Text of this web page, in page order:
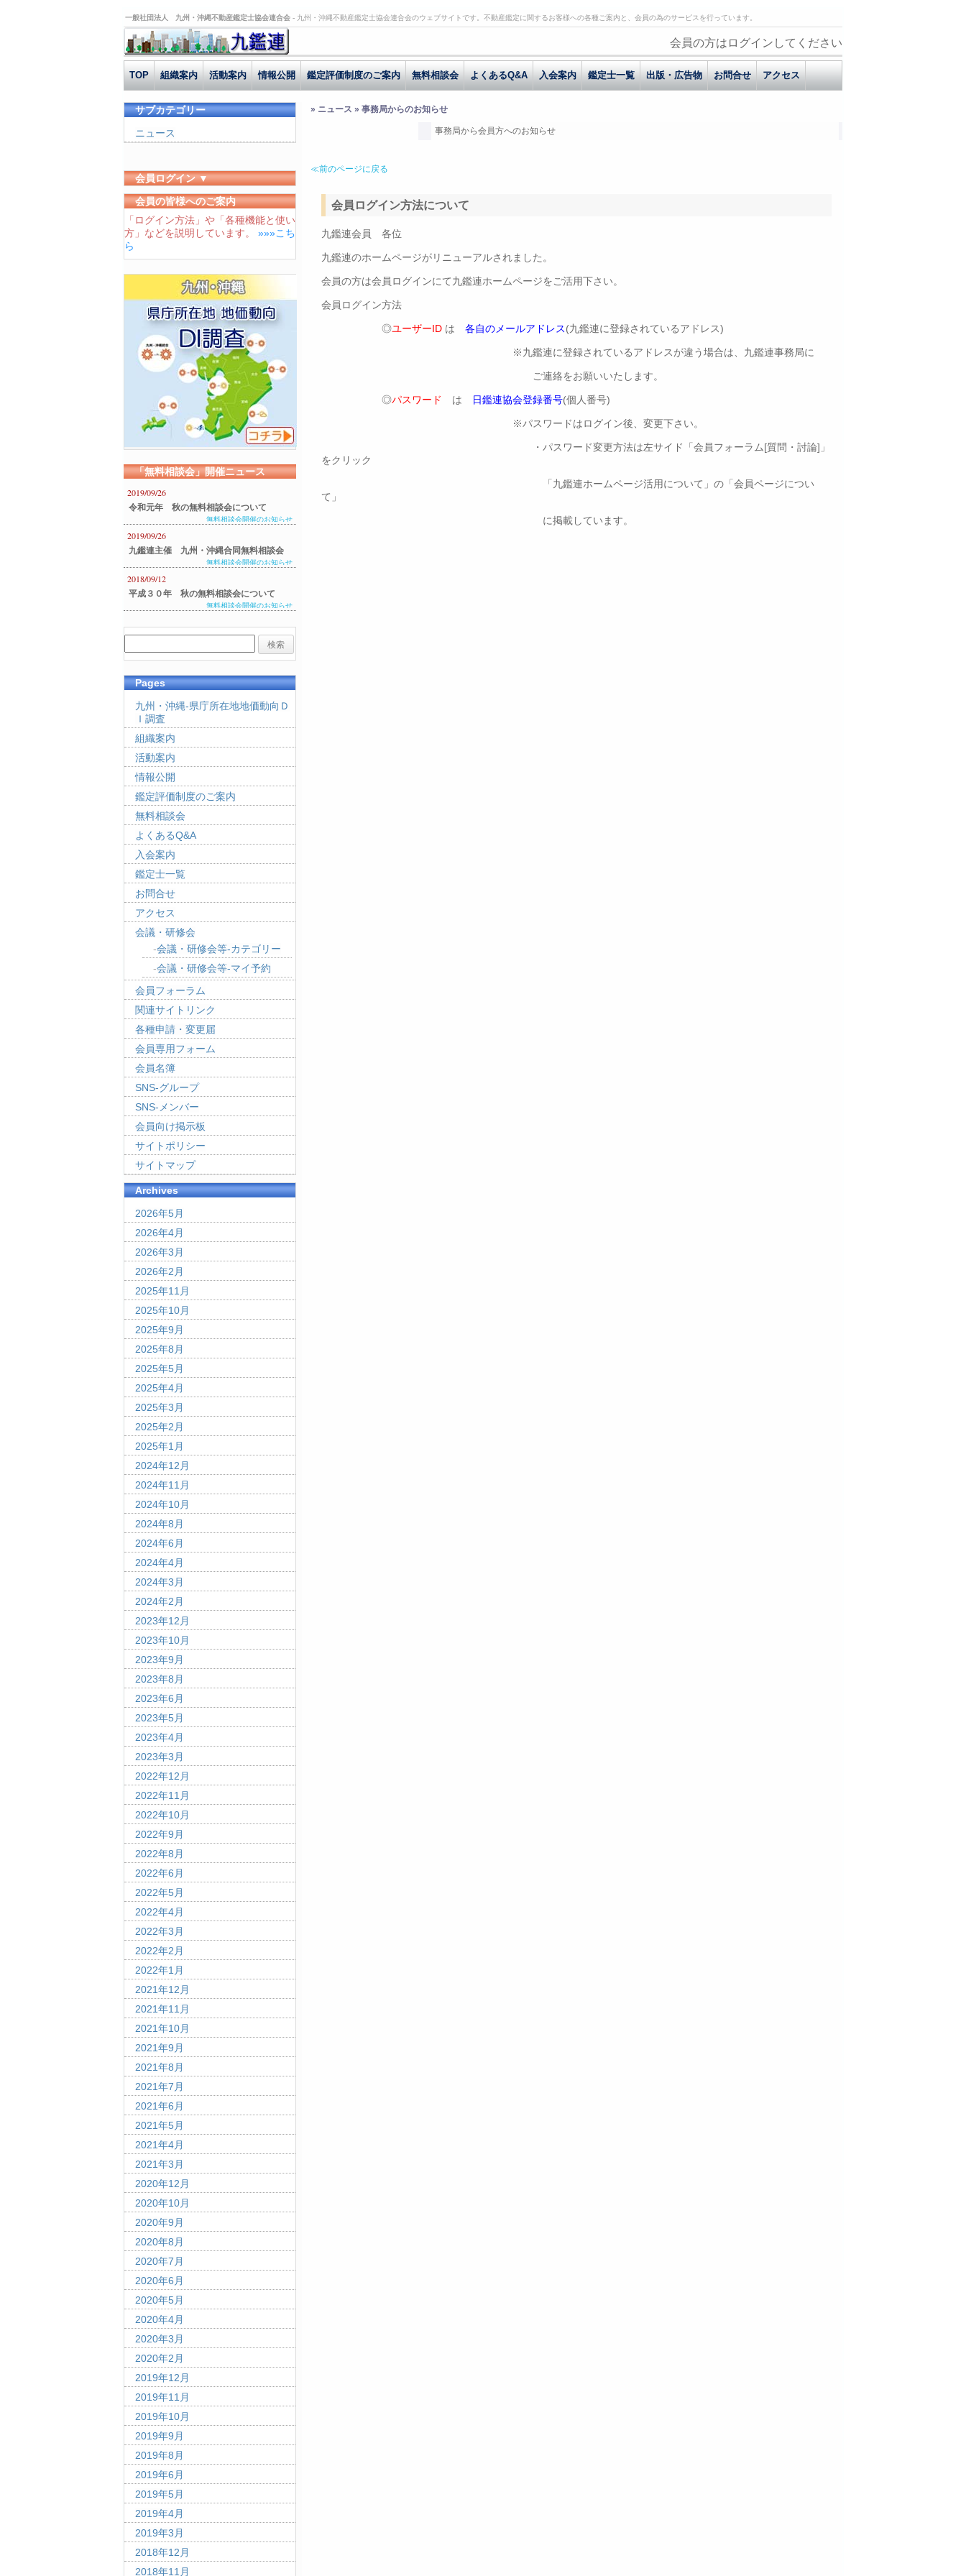
一般社団法人 九州・沖縄不動産鑑定士協会連合会 - 九州・沖縄不動産鑑定士協会連合会のウェブサイトです。不動産鑑定に関するお客様への各種ご案内と、会員の為のサービスを行っています。
会員の方はログインしてください
TOP 組織案内 活動案内 情報公開 鑑定評価制度のご案内 無料相談会 よくあるQ&A 入会案内 鑑定士一覧 出版・広告物 お問合せ アクセス
» ニュース » 事務局からのお知らせ
事務局から会員方へのお知らせ
≪前のページに戻る
会員ログイン方法について
九鑑連会員 各位
九鑑連のホームページがリニューアルされました。
会員の方は会員ログインにて九鑑連ホームページをご活用下さい。
会員ログイン方法
◎ユーザーID は 各自のメールアドレス(九鑑連に登録されているアドレス)
※九鑑連に登録されているアドレスが違う場合は、九鑑連事務局に
ご連絡をお願いいたします。
◎パスワード は 日鑑連協会登録番号(個人番号)
※パスワードはログイン後、変更下さい。
・パスワード変更方法は左サイド「会員フォーラム[質問・討論]」
をクリック
「九鑑連ホームページ活用について」の「会員ページについ
て」
に掲載しています。
サブカテゴリー
ニュース
会員ログイン ▼
ユーザーID
パスワード
会員の皆様へのご案内
「ログイン方法」や「各種機能と使い
方」などを説明しています。 »»»こち
ら
「無料相談会」開催ニュース
2019/09/26
令和元年 秋の無料相談会について
無料相談会開催のお知らせ
2019/09/26
九鑑連主催 九州・沖縄合同無料相談会
のご案内
無料相談会開催のお知らせ
2018/09/12
平成３０年 秋の無料相談会について
無料相談会開催のお知らせ
Pages
九州・沖縄-県庁所在地地価動向Ｄ
Ｉ調査
組織案内
活動案内
情報公開
鑑定評価制度のご案内
無料相談会
よくあるQ&A
入会案内
鑑定士一覧
お問合せ
アクセス
会議・研修会
会議・研修会等-カテゴリー
会議・研修会等-マイ予約
会員フォーラム
関連サイトリンク
各種申請・変更届
会員専用フォーム
会員名簿
SNS-グループ
SNS-メンバー
会員向け掲示板
サイトポリシー
サイトマップ
Archives
2026年5月
2026年4月
2026年3月
2026年2月
2025年11月
2025年10月
2025年9月
2025年8月
2025年5月
2025年4月
2025年3月
2025年2月
2025年1月
2024年12月
2024年11月
2024年10月
2024年8月
2024年6月
2024年4月
2024年3月
2024年2月
2023年12月
2023年10月
2023年9月
2023年8月
2023年6月
2023年5月
2023年4月
2023年3月
2022年12月
2022年11月
2022年10月
2022年9月
2022年8月
2022年6月
2022年5月
2022年4月
2022年3月
2022年2月
2022年1月
2021年12月
2021年11月
2021年10月
2021年9月
2021年8月
2021年7月
2021年6月
2021年5月
2021年4月
2021年3月
2020年12月
2020年10月
2020年9月
2020年8月
2020年7月
2020年6月
2020年5月
2020年4月
2020年3月
2020年2月
2019年12月
2019年11月
2019年10月
2019年9月
2019年8月
2019年6月
2019年5月
2019年4月
2019年3月
2018年12月
2018年11月